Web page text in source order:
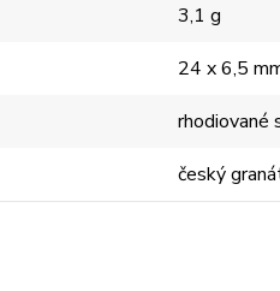
3,1 g
24 x 6,5
český